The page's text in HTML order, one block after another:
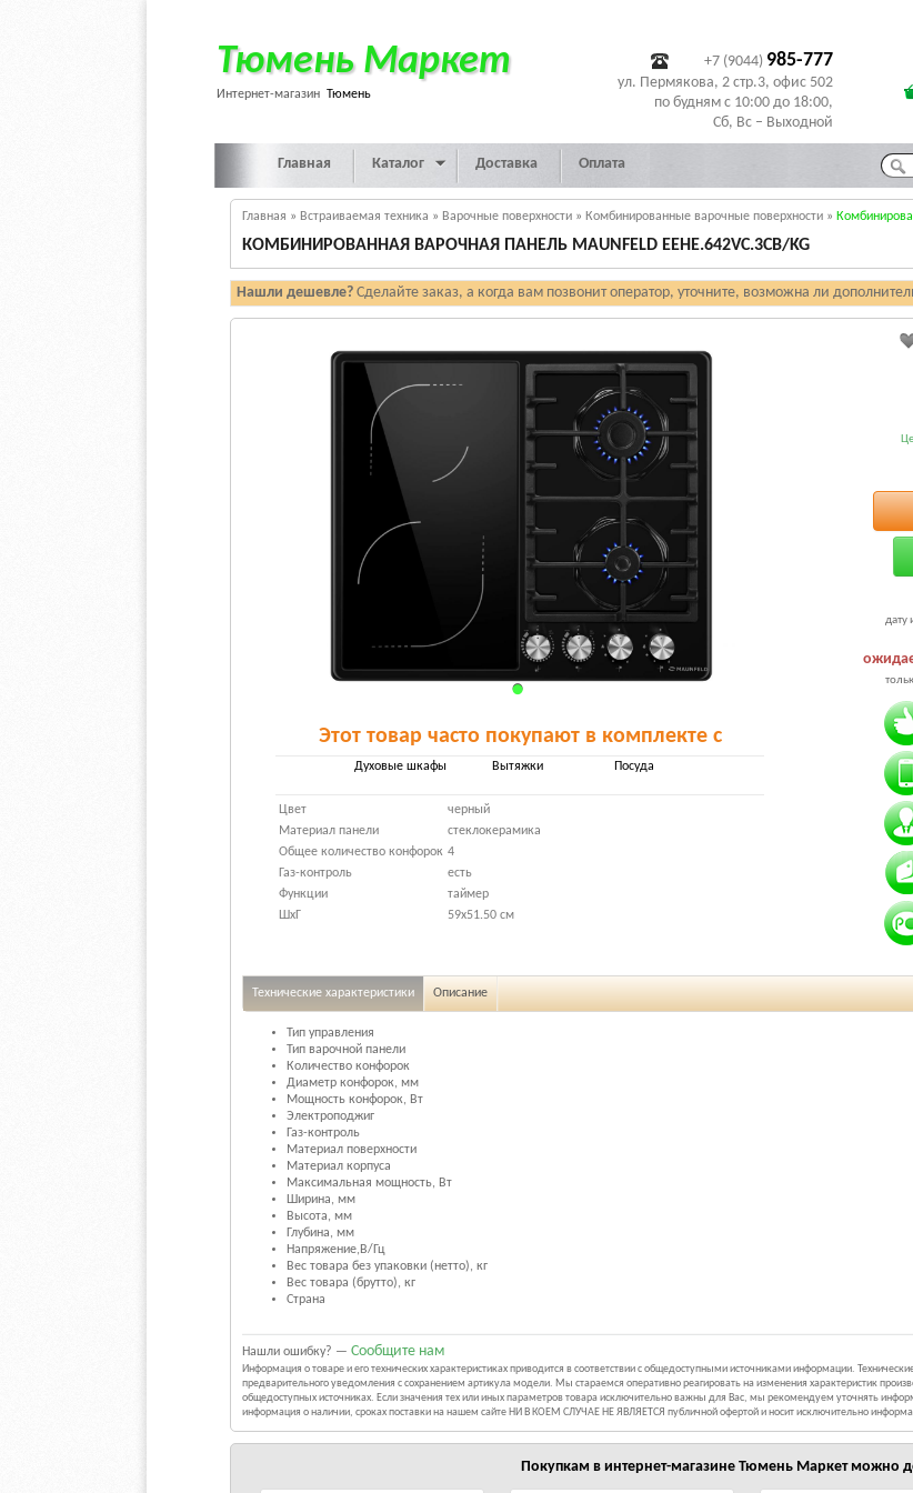
Тюмень Маркет
Интернет-магазин Тюмень
+7 (9044) 985-777
ул. Пермякова, 2 стр.3, офис 502
по будням с 10:00 до 18:00,
Сб, Вс – Выходной
Главная Каталог Доставка Оплата
Главная » Встраиваемая техника » Варочные поверхности » Комбинированные варочные поверхности »
КОМБИНИРОВАННАЯ ВАРОЧНАЯ ПАНЕЛЬ MAUNFELD EEHE.642VC.3CB/KG
Нашли дешевле? Сделайте заказ, а когда вам позвонит оператор, уточните, возможна ли
Этот товар часто покупают в комплекте с
Духовые шкафы Вытяжки Посуда
Цвет
черный
Материал панели
стеклокерамика
Общее количество конфорок 4
Газ-контроль
есть
Функции
таймер
ШхГ
59х51.50 см
дату
Технические характеристики Описание
Тип управления
Тип варочной панели
Количество конфорок
Диаметр конфорок, мм
Мощность конфорок, Вт
Электроподжиг
Газ-контроль
Материал поверхности
Материал корпуса
Максимальная мощность, Вт
Ширина, мм
Высота, мм
Глубина, мм
Напряжение,В/Гц
Вес товара без упаковки (нетто), кг
Вес товара (брутто), кг
Страна
Нашли ошибку? — Сообщите нам
Информация о товаре и его технических характеристиках приводится в соответствии с общедоступными источниками информации.
предварительного уведомления с сохранением артикула модели. Мы стараемся оперативно реагировать на изменения характеристик
общедоступных источниках. Если значения тех или иных параметров товара исключительно важны для Вас, мы рекомендуем уточнять
информация о наличии, сроках поставки на нашем сайте НИ В КОЕМ СЛУЧАЕ НЕ ЯВЛЯЕТСЯ публичной офертой и носит исключительно
Покупкам в интернет-магазине Тюмень Маркетможно